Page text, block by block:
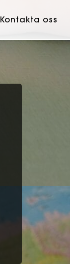
Kontakta oss